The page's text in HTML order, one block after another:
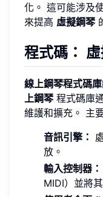
化。 這可能涉及
來提高 虛擬鋼琴
程式碼：
線上鋼琴程式碼
上鋼琴程式碼庫
維護和擴充。 主
音訊引擎：
放。
輸入控制器：
MIDI）並將